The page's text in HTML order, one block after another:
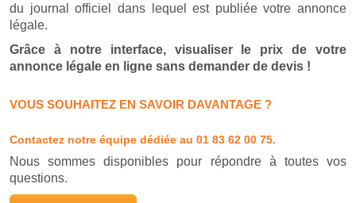
du journal officiel dans lequel est publiée votre annonce
légale.
Grâce à notre interface, visualiser le prix de votre
annonce légale en ligne sans demander de devis !
VOUS SOUHAITEZ EN SAVOIR DAVANTAGE ?
Contactez notre équipe dédiée au 01 83 62 00 75.
Nous sommes disponibles pour répondre à toutes vos
questions.